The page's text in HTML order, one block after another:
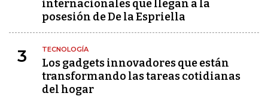
internacionales que llegan a la
posesión de De la Espriella
3 TECNOLOGÍA
Los gadgets innovadores que están
transformando las tareas cotidianas
del hogar